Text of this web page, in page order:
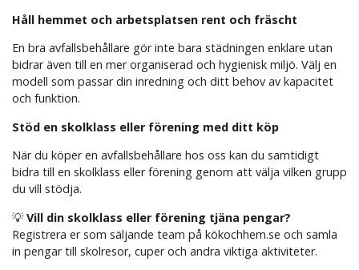
Håll hemmet och arbetsplatsen rent och fräscht
En bra avfallsbehållare gör inte bara städningen enklare utan
bidrar även till en mer organiserad och hygienisk miljö. Välj en
modell som passar din inredning och ditt behov av kapacitet
och funktion.
Stöd en skolklass eller förening med ditt köp
När du köper en avfallsbehållare hos oss kan du samtidigt
bidra till en skolklass eller förening genom att välja vilken grupp
du vill stödja.
💡Vill din skolklass eller förening tjäna pengar?
Registrera er som säljande team på kökochhem.se och samla
in pengar till skolresor, cuper och andra viktiga aktiviteter.